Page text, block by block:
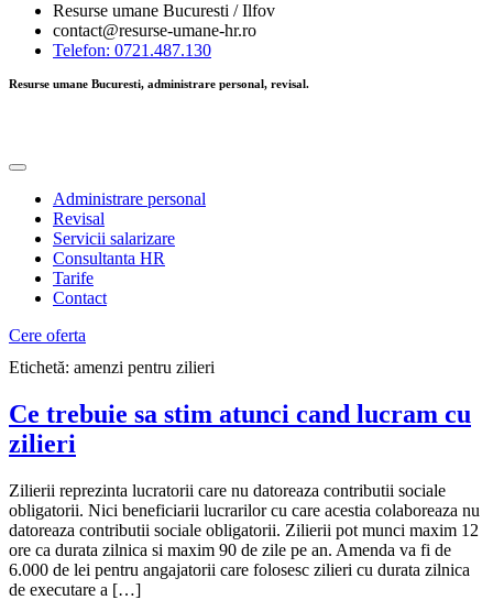
Resurse umane Bucuresti / Ilfov
contact@resurse-umane-hr.ro
Telefon: 0721.487.130
Resurse umane Bucuresti, administrare personal, revisal.
Administrare personal
Revisal
Servicii salarizare
Consultanta HR
Tarife
Contact
Cere oferta
Etichetă: amenzi pentru zilieri
Ce trebuie sa stim atunci cand lucram cu
zilieri
Zilierii reprezinta lucratorii care nu datoreaza contributii sociale
obligatorii. Nici beneficiarii lucrarilor cu care acestia colaboreaza nu
datoreaza contributii sociale obligatorii. Zilierii pot munci maxim 12
ore ca durata zilnica si maxim 90 de zile pe an. Amenda va fi de
6.000 de lei pentru angajatorii care folosesc zilieri cu durata zilnica
de executare a […]